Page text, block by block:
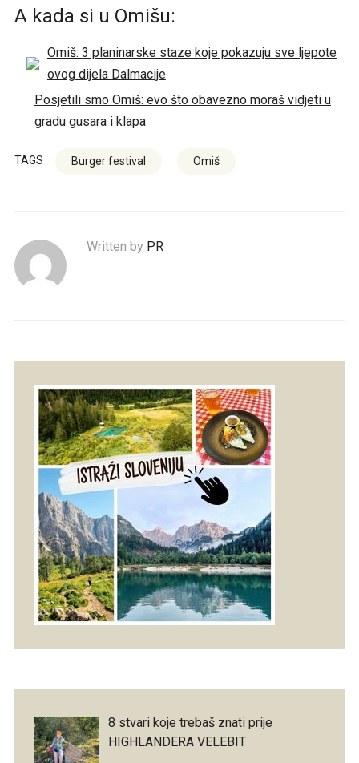
A kada si u Omišu:
Omiš: 3 planinarske staze koje pokazuju sve ljepote
ovog dijela Dalmacije
Posjetili smo Omiš: evo što obavezno moraš vidjeti u
gradu gusara i klapa
TAGS Burger festival Omiš
Written by PR
8 stvari koje trebaš znati prije
HIGHLANDERA VELEBIT